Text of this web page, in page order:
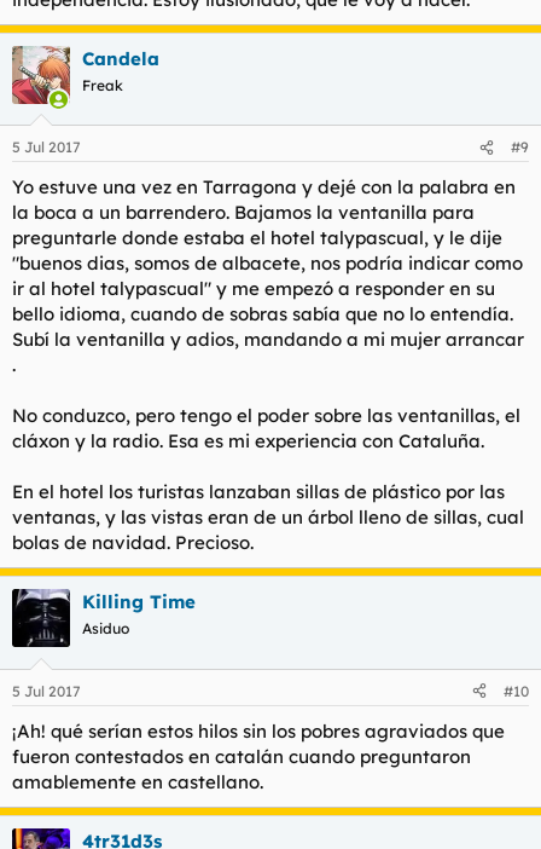
Candela
Freak
5 Jul 2017 #9
Yo estuve una vez en Tarragona y dejé con la palabra en
la boca a un barrendero. Bajamos la ventanilla para
preguntarle donde estaba el hotel talypascual, y le dije
"buenos dias, somos de albacete, nos podría indicar como
ir al hotel talypascual" y me empezó a responder en su
bello idioma, cuando de sobras sabía que no lo entendía.
Subí la ventanilla y adios, mandando a mi mujer arrancar
.
No conduzco, pero tengo el poder sobre las ventanillas, el
cláxon y la radio. Esa es mi experiencia con Cataluña.
En el hotel los turistas lanzaban sillas de plástico por las
ventanas, y las vistas eran de un árbol lleno de sillas, cual
bolas de navidad. Precioso.
Killing Time
Asiduo
5 Jul 2017 #10
¡Ah! qué serían estos hilos sin los pobres agraviados que
fueron contestados en catalán cuando preguntaron
amablemente en castellano.
4tr31d3s